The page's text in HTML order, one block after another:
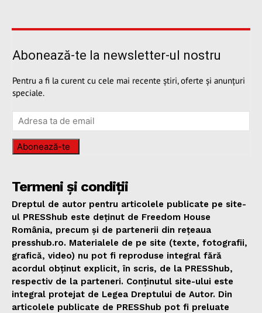
Abonează-te la newsletter-ul nostru
Pentru a fi la curent cu cele mai recente știri, oferte și anunțuri
speciale.
Abonează-te
Termeni și condiții
Dreptul de autor pentru articolele publicate pe site-
ul PRESShub este deținut de Freedom House
România, precum și de partenerii din rețeaua
presshub.ro. Materialele de pe site (texte, fotografii,
grafică, video) nu pot fi reproduse integral fără
acordul obținut explicit, în scris, de la PRESShub,
respectiv de la parteneri. Conținutul site-ului este
integral protejat de Legea Dreptului de Autor. Din
articolele publicate de PRESShub pot fi preluate